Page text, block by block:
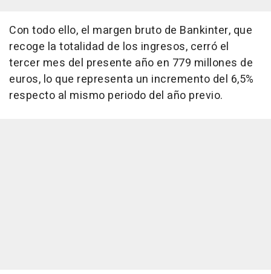
Con todo ello, el margen bruto de Bankinter, que
recoge la totalidad de los ingresos, cerró el
tercer mes del presente año en 779 millones de
euros, lo que representa un incremento del 6,5%
respecto al mismo periodo del año previo.